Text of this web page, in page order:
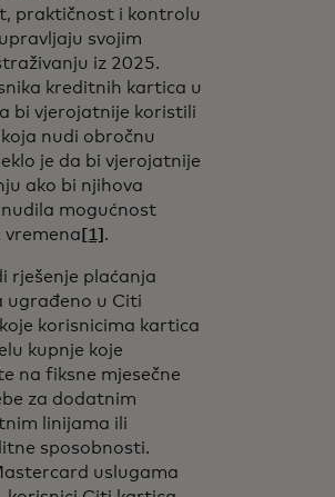
praktičnost i kontrolu
svojim
iz 2025.
kreditnih kartica u
bi vjerojatnije koristili
nudi obročnu
je da bi vjerojatnije
ako bi njihova
mogućnost
vremena [1] .
rješenje plaćanja
ugrađeno u Citi
korisnicima kartica
kupnje koje
na fiksne mjesečne
za dodatnim
linijama ili
sposobnosti.
uslugama